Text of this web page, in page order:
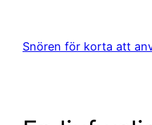
innehåll
Snören för korta att